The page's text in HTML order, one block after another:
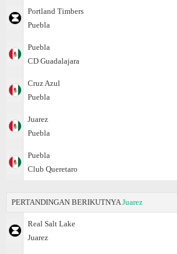
Portland Timbers
Puebla
Puebla
CD Guadalajara
Cruz Azul
Puebla
Juаrez
Puebla
Puebla
Club Queretaro
PERTANDINGAN BERIKUTNYA Juаrez
Real Salt Lake
Juаrez